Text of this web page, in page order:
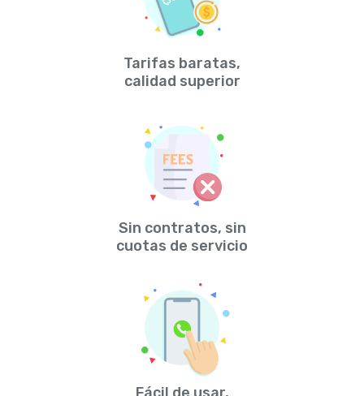
Tarifas baratas,
calidad superior
Sin contratos, sin
cuotas de servicio